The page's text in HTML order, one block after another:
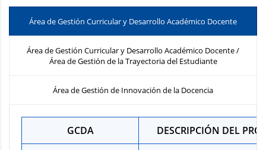
Área de Gestión Curricular y Desarrollo Académico Docente
Área de Gestión Curricular y Desarrollo Académico Docente /
Área de Gestión de la Trayectoria del Estudiante
Área de Gestión de Innovación de la Docencia
GCDA DESCRIPCIÓN DEL